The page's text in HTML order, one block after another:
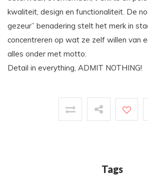
kwaliteit, design en functionaliteit. De
gezeur” benadering stelt het merk in
concentreren op wat ze zelf willen van
alles onder met motto:
Detail in everything, ADMIT NOTHING!
Tags